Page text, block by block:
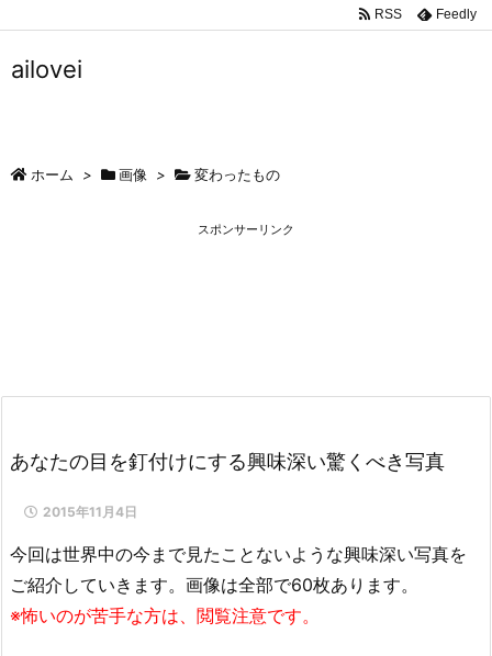
RSS Feedly
ailovei
ホーム > 画像 > 変わったもの
スポンサーリンク
あなたの目を釘付けにする興味深い驚くべき写真
2015年11月4日
今回は世界中の今まで見たことないような興味深い写真を
ご紹介していきます。画像は全部で60枚あります。
※怖いのが苦手な方は、閲覧注意です。